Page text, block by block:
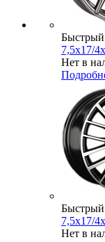
7,5x17/
Нет в
7,5x17/
Нет в